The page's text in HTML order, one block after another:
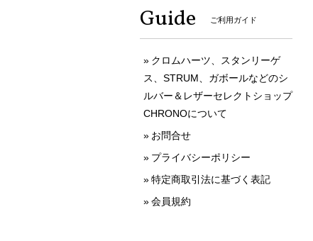
Guide ご利用ガイド
クロムハーツ、スタンリーゲ
ス、STRUM、ガボールなどのシ
ルバー＆レザーセレクトショップ
CHRONOについて
お問合せ
プライバシーポリシー
特定商取引法に基づく表記
会員規約